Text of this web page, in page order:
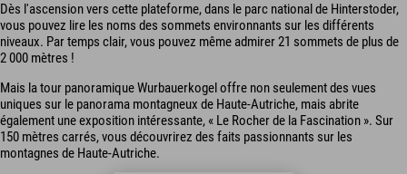
Dès l'ascension vers cette plateforme, dans le parc national de Hinterstoder,
vous pouvez lire les noms des sommets environnants sur les différents
niveaux. Par temps clair, vous pouvez même admirer 21 sommets de plus de
2 000 mètres !
Mais la tour panoramique Wurbauerkogel offre non seulement des vues
uniques sur le panorama montagneux de Haute-Autriche, mais abrite
également une exposition intéressante, « Le Rocher de la Fascination ». Sur
150 mètres carrés, vous découvrirez des faits passionnants sur les
montagnes de Haute-Autriche.